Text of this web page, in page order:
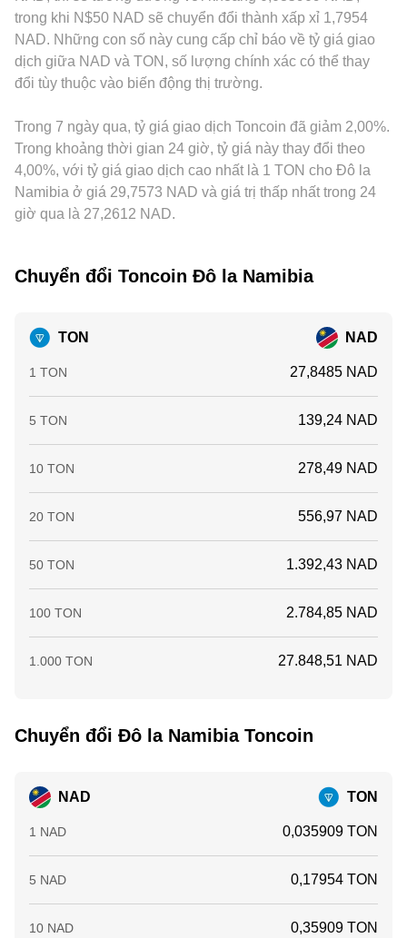
quy đổi sang NAD; vì vậy, basis của USDT so với NAD
(premium hoặc discount nhẹ so với các đơn vị pháp định
khác) sẽ truyền vào conversion rate TON/NAD. Hoạt động
arbitrage giữa các sàn giúp thu hẹp chênh lệch, nhưng
không loại bỏ hoàn toàn do chi phí giao dịch, thời gian
trong khi N$50 NAD sẽ chuyển đổi thành xấp xỉ 1,7954
NAD. Những con số này cung cấp chỉ báo về tỷ giá giao
dịch giữa NAD và TON, số lượng chính xác có thể thay
đổi tùy thuộc vào biến động thị trường.
Trong 7 ngày qua, tỷ giá giao dịch Toncoin đã giảm 2,00%.
Trong khoảng thời gian 24 giờ, tỷ giá này thay đổi theo
4,00%, với tỷ giá giao dịch cao nhất là 1 TON cho Đô la
Namibia ở giá 29,7573 NAD và giá trị thấp nhất trong 24
giờ qua là 27,2612 NAD.
Chuyển đổi Toncoin Đô la Namibia
TON NAD
1 TON 27,8485 NAD
5 TON 139,24 NAD
10 TON 278,49 NAD
20 TON 556,97 NAD
50 TON 1.392,43 NAD
100 TON 2.784,85 NAD
1.000 TON 27.848,51 NAD
Chuyển đổi Đô la Namibia Toncoin
NAD TON
1 NAD 0,035909 TON
5 NAD 0,17954 TON
10 NAD 0,35909 TON